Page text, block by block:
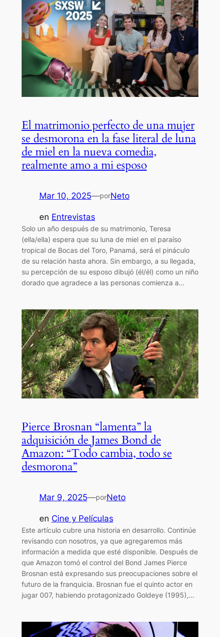
El matrimonio perfecto de una mujer
se desmorona en la fase literal de luna
de miel en la nueva comedia,
realmente amo a mi esposo
Mar 10, 2025—porNeto
en Entrevistas
Solo un año después de su matrimonio, Teresa
(ella/ella) espera que su luna de miel en el paraíso
tropical de Bocas del Toro, Panamá, será el pináculo
de su relación hasta ahora. Sin embargo, a su llegada,
su percepción de su esposo dibujó (él/él) como un niño
dorado que agradece a las personas comienza a…
Pierce Brosnan “lamenta” la
adquisición de James Bond de
Amazon: “Todo cambia, todo se
desmorona”
Mar 9, 2025—porNeto
en Cine y Películas
Este artículo cubre una historia en desarrollo. Continúe
revisando con nosotros, ya que agregaremos más
información a medida que esté disponible. Después de
que Amazon tomó el control del Bond James Pierce
Brosnan está expresando sus preocupaciones sobre el
futuro de la franquicia. Brosnan fue el quinto actor en
jugar 007, habiendo protagonizado Goldeye (1995),…